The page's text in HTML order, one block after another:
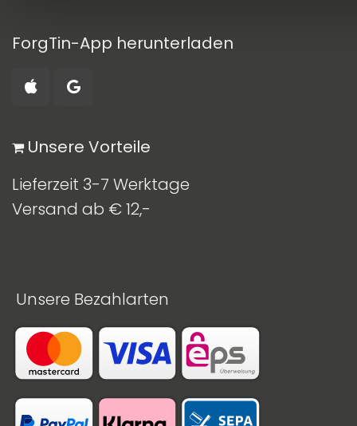
ForgTin-App herunterladen
​ Unsere Vorteile
Lieferzeit 3-7 Werktage
Versand ab € 12,-
Unsere Bezahlarten